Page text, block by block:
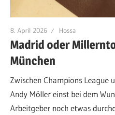
8. April 2026 Hossa
Madrid oder
München
Zwischen Champions League
Andy Möller einst bei dem
Arbeitgeber noch etwas